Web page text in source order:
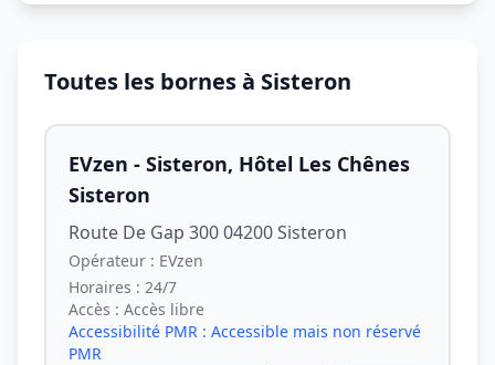
Toutes les bornes à Sisteron
EVzen - Sisteron, Hôtel Les Chênes
Sisteron
Route De Gap 300 04200 Sisteron
Opérateur : EVzen
Horaires : 24/7
Accès : Accès libre
Accessibilité PMR : Accessible mais non réservé
PMR